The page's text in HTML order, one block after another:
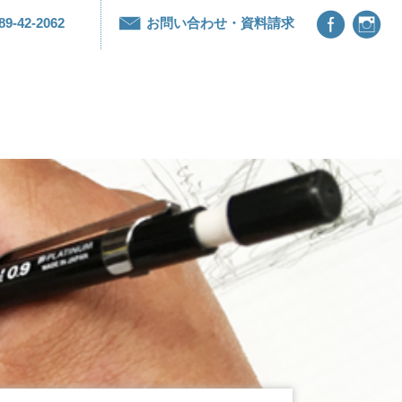
42-2062 お問い合わせ・資料請求  